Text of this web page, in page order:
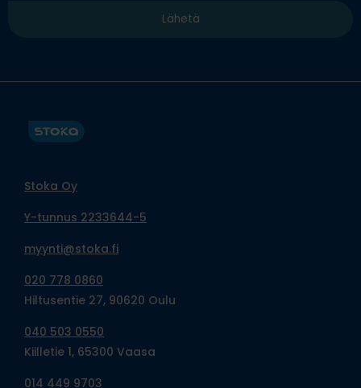
Stoka Oy
Y-tunnus 2233644-5
myynti@stoka.fi
020 778 0860
Hiltusentie 27, 90620 Oulu
040 503 0550
Kiilletie 1, 65300 Vaasa
014 449 9703